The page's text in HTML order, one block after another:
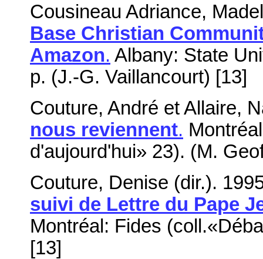
Cousineau Adriance,
Base Christian
Amazon. Albany: State
p. (J.-G. Vaillancourt) [13]
Couture, André et Allaire,
nous reviennent.
d'aujourd'hui» 23). (M.
Couture, Denise (dir.).
suivi de Lettre du Pape
Montréal: Fides (coll .«
[13]